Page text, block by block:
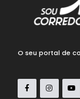
O seu portal de